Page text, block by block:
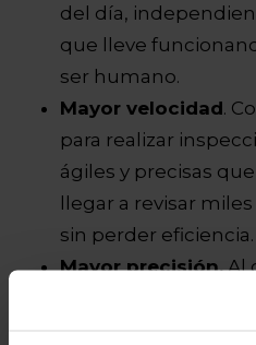
del día,
que lleve
ser humano.
Mayor velocidad.
para realizar
ágiles y precisas
llegar a revisar
sin perder eficiencia.
Mayor precisión.Al
humano, la visión